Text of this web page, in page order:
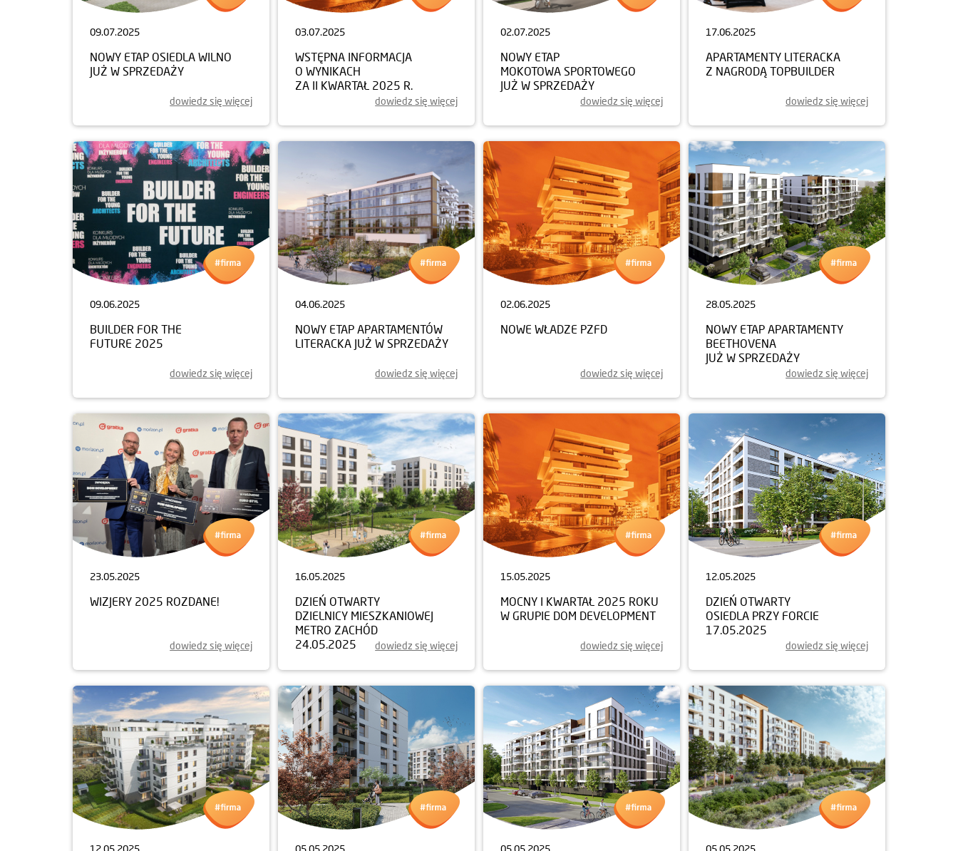
09.07.2025
NOWY ETAP OSIEDLA WILNO
JUŻ W SPRZEDAŻY
dowiedz się więcej
03.07.2025
WSTĘPNA INFORMACJA
O WYNIKACH
ZA II KWARTAŁ 2025 R.
dowiedz się więcej
02.07.2025
NOWY ETAP
MOKOTOWA SPORTOWEGO
JUŻ W SPRZEDAŻY
dowiedz się więcej
17.06.2025
APARTAMENTY LITERACKA
Z NAGRODĄ TOPBUILDER
dowiedz się więcej
09.06.2025
BUILDER FOR THE
FUTURE 2025
dowiedz się więcej
04.06.2025
NOWY ETAP APARTAMENTÓW
LITERACKA JUŻ W SPRZEDAŻY
dowiedz się więcej
02.06.2025
NOWE WŁADZE PZFD
dowiedz się więcej
28.05.2025
NOWY ETAP APARTAMENTY
BEETHOVENA
JUŻ W SPRZEDAŻY
dowiedz się więcej
23.05.2025
WIZJERY 2025 ROZDANE!
dowiedz się więcej
16.05.2025
DZIEŃ OTWARTY
DZIELNICY MIESZKANIOWEJ
METRO ZACHÓD
24.05.2025
dowiedz się więcej
15.05.2025
MOCNY I KWARTAŁ 2025 ROKU
W GRUPIE DOM DEVELOPMENT
dowiedz się więcej
12.05.2025
DZIEŃ OTWARTY
OSIEDLA PRZY FORCIE
17.05.2025
dowiedz się więcej
12.05.2025 05.05.2025 05.05.2025 05.05.2025